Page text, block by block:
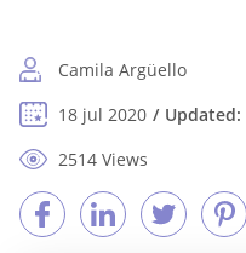
Camila Argüello
18 jul 2020
Updated:
2514 Views